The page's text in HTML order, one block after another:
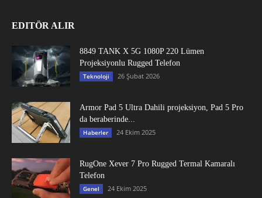
EDITÖR ALIR
8849 TANK X 5G 1080P 220 Lümen
Projeksiyonlu Rugged Telefon
Teknoloji 26 Şubat 2026
Armor Pad 5 Ultra Dahili projeksiyon, Pad 5 Pro
da beraberinde...
Haberler 24 Ekim 2025
RugOne Xever 7 Pro Rugged Termal Kamaralı
Telefon
Genel 24 Ekim 2025